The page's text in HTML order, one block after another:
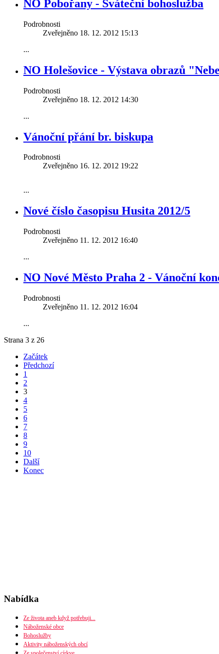
NO Pobořany - Sváteční bohoslužba
Podrobnosti
Zveřejněno 18. 12. 2012 15:13
...
NO Holešovice - Výstava obrazů
Podrobnosti
Zveřejněno 18. 12. 2012 14:30
...
Vánoční přání br. biskupa
Podrobnosti
Zveřejněno 16. 12. 2012 19:22
...
Nové číslo časopisu Husita 2012/5
Podrobnosti
Zveřejněno 11. 12. 2012 16:40
...
NO Nové Město Praha 2 - Vánoční
Podrobnosti
Zveřejněno 11. 12. 2012 16:04
...
Strana 3 z 26
Začátek
Předchozí
1
2
3
4
5
6
7
8
9
10
Další
Konec
Nabídka
Ze života aneb když potřebuji...
Náboženské obce
Seznam náboženských obcí
Mapa diecéze
Bohoslužby
Aktivity náboženských obcí